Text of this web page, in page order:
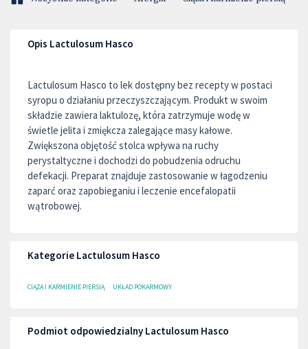
Opis Lactulosum Hasco
Lactulosum Hasco to lek dostępny bez recepty w postaci
syropu o działaniu przeczyszczającym. Produkt w swoim
składzie zawiera laktulozę, która zatrzymuje wodę w
świetle jelita i zmiękcza zalegające masy kałowe.
Zwiększona objętość stolca wpływa na ruchy
perystaltyczne i dochodzi do pobudzenia odruchu
defekacji. Preparat znajduje zastosowanie w łagodzeniu
zaparć oraz zapobieganiu i leczenie encefalopatii
wątrobowej.
Kategorie Lactulosum Hasco
CIĄŻA I KARMIENIE PIERSIĄ UKŁAD POKARMOWY
Podmiot odpowiedzialny Lactulosum Hasco